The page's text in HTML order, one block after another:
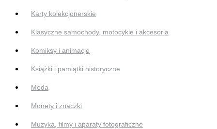
Karty kolekcjonerskie
Klasyczne samochody, motocykle i akcesoria
Komiksy i animacje
Książki i pamiątki historyczne
Moda
Monety i znaczki
Muzyka, filmy i aparaty fotograficzne